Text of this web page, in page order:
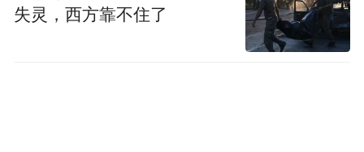
失灵，西方靠不住了